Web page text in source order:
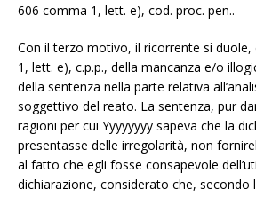
606 comma 1, lett. e), cod. proc. pen..
Con il terzo motivo, il ricorrente si duole,
1, lett. e), c.p.p., della mancanza e/o
della sentenza nella parte relativa
soggettivo del reato. La sentenza, pur
ragioni per cui Yyyyyyyy sapeva che la
presentasse delle irregolarità, non
al fatto che egli fosse consapevole
dichiarazione, considerato che, secondo